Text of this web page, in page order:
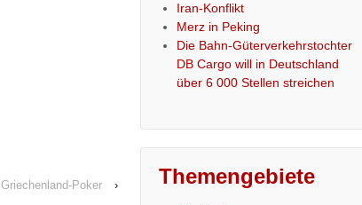
Griechenland-Poker ›
Iran-Konflikt
Merz in Peking
Die Bahn-Güterverkehrstochter
DB Cargo will in Deutschland
über 6 000 Stellen streichen
Themengebiete